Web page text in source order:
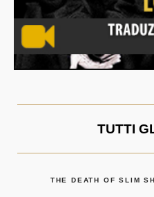
TUTTI
THE DEATH OF SLIM